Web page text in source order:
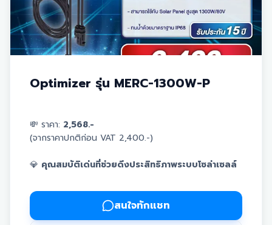
Optimizer รุ่น MERC-1300W-P
💸 ราคา: 2,568.-
(จากราคาปกติก่อน VAT 2,400.-)
💎 คุณสมบัติเด่นที่ช่วยดึงประสิทธิภาพระบบโซล่าเซลล์
✅ อุปกรณ์เสริมเพื่อระบบผลิตพลังงานประสิทธิภาพสูง
สนใจทักแชท